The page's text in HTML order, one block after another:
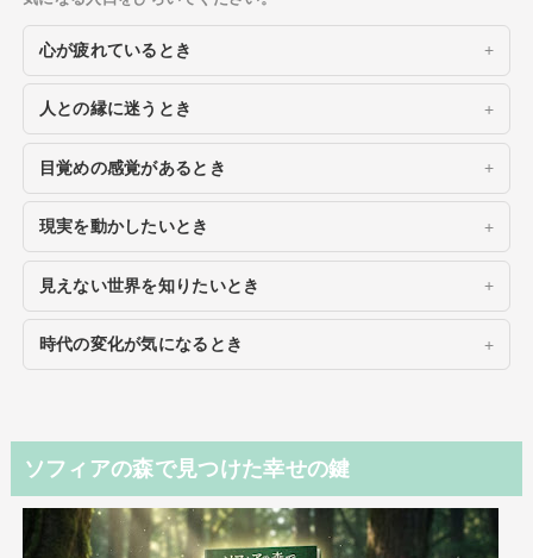
心が疲れているとき
人との縁に迷うとき
目覚めの感覚があるとき
現実を動かしたいとき
見えない世界を知りたいとき
時代の変化が気になるとき
ソフィアの森で見つけた幸せの鍵